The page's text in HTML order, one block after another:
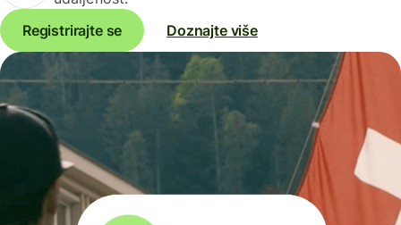
Registrirajte se
Doznajte više